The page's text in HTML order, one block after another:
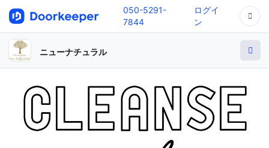
050-5291-
7844
ログイ
ン
ニューナチュラル